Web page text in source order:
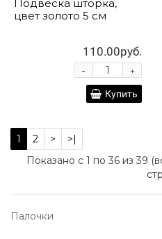
Подвеска шторка,
цвет золото 5 см
110.00руб.
+
-
Купить
1 2 >
>|
Показано с 1 по 36 из 39
Палочки